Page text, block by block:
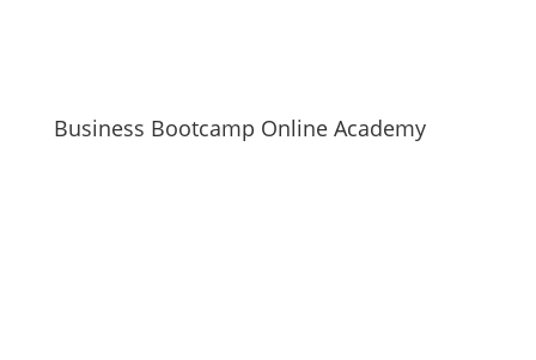
Business Bootcamp Online Academy